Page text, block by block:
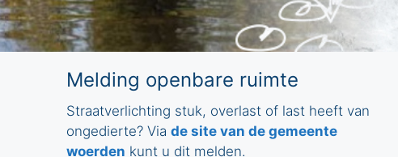
Melding openbare ruimte
Straatverlichting stuk, overlast of last heeft van
ongedierte? Via de site van de gemeente
woerden kunt u dit melden.